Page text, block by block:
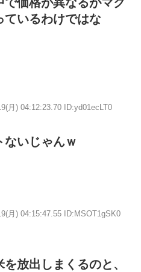
ているわけではな
月) 04:12:23.70 ID:yd01ecLT0
ないじゃんｗ
月) 04:15:47.55 ID:MSOT1gSK0
放出しまくるのと、